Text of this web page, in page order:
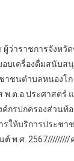
ผู้ว่าราชการจังห
บเครื่องดื่มสนับส
าชนตำบลหนองโ
.ต.อ.ประศาสตร์
รปกครองส่วนท้อ
รให้บริการประช
พ.ศ. 2567/////////